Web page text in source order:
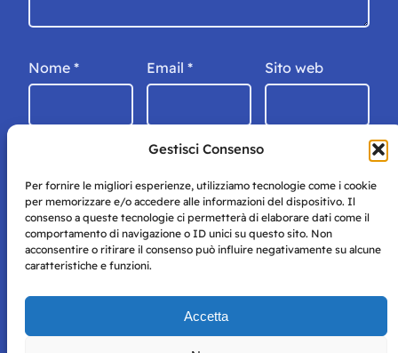
Gestisci Consenso
Per fornire le migliori esperienze, utilizziamo tecnologie come i cookie
per memorizzare e/o accedere alle informazioni del dispositivo. Il
consenso a queste tecnologie ci permetterà di elaborare dati come il
comportamento di navigazione o ID unici su questo sito. Non
acconsentire o ritirare il consenso può influire negativamente su alcune
caratteristiche e funzioni.
Accetta
Nome * Email * Sito web
Storie di Napoli è una testata registrata presso il tribunale di